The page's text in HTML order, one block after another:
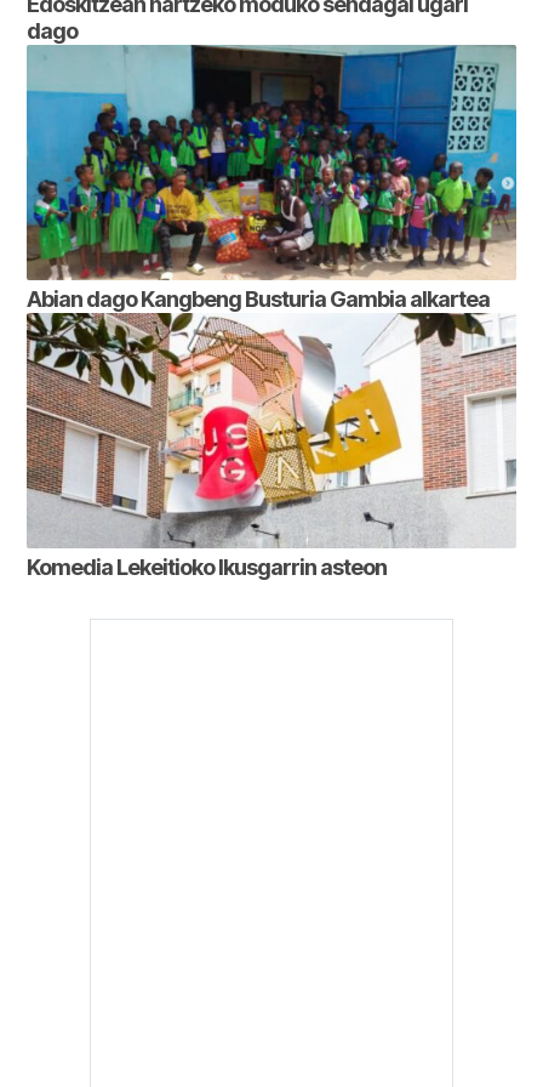
dago
Abian dago Kangbeng Busturia Gambia alkartea
Komedia Lekeitioko Ikusgarrin asteon